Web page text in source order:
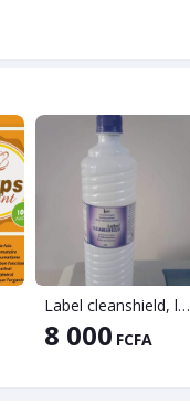
Label cleanshield, la garantie d'une meilleure santé au quotidien
8 000 FCFA